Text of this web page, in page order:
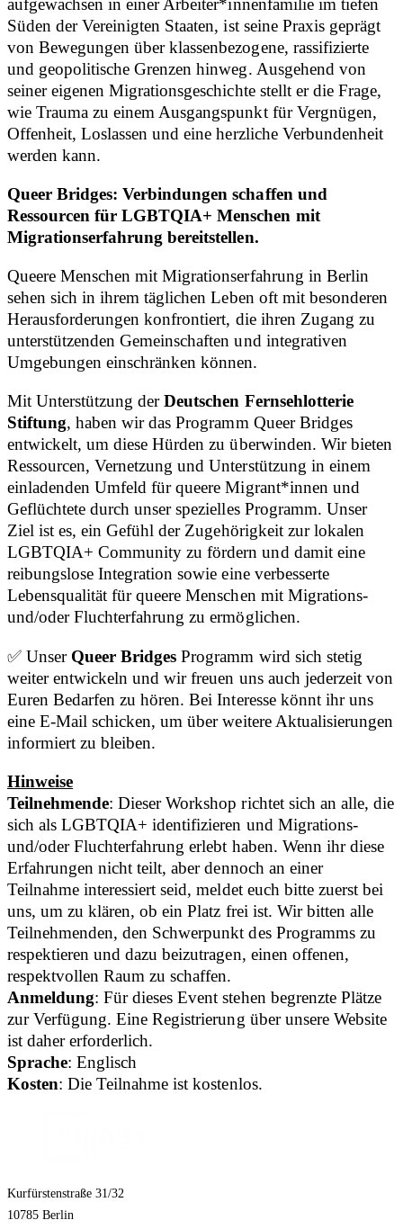
aufgewachsen in einer Arbeiter*innenfamilie im tiefen
Süden der Vereinigten Staaten, ist seine Praxis geprägt
von Bewegungen über klassenbezogene, rassifizierte
und geopolitische Grenzen hinweg. Ausgehend von
seiner eigenen Migrationsgeschichte stellt er die Frage,
wie Trauma zu einem Ausgangspunkt für Vergnügen,
Offenheit, Loslassen und eine herzliche Verbundenheit
werden kann.
Queer Bridges: Verbindungen schaffen und
Ressourcen für LGBTQIA+ Menschen mit
Migrationserfahrung bereitstellen.
Queere Menschen mit Migrationserfahrung in Berlin
sehen sich in ihrem täglichen Leben oft mit besonderen
Herausforderungen konfrontiert, die ihren Zugang zu
unterstützenden Gemeinschaften und integrativen
Umgebungen einschränken können.
Mit Unterstützung derDeutschen Fernsehlotterie
Stiftung, haben wir das Programm Queer Bridges
entwickelt, um diese Hürden zu überwinden. Wir bieten
Ressourcen, Vernetzung und Unterstützung in einem
einladenden Umfeld für queere Migrant*innen und
Geflüchtete durch unser spezielles Programm. Unser
Ziel ist es, ein Gefühl der Zugehörigkeit zur lokalen
LGBTQIA+ Community zu fördern und damit eine
reibungslose Integration sowie eine verbesserte
Lebensqualität für queere Menschen mit Migrations-
und/oder Fluchterfahrung zu ermöglichen.
✅ Unser Queer Bridges Programm wird sich stetig
weiter entwickeln und wir freuen uns auch jederzeit von
Euren Bedarfen zu hören. Bei Interesse könnt ihr uns
eine E-Mail schicken, um über weitere Aktualisierungen
informiert zu bleiben.
Hinweise
Teilnehmende: Dieser Workshop richtet sich an alle, die
sich als LGBTQIA+ identifizieren und Migrations-
und/oder Fluchterfahrung erlebt haben. Wenn ihr diese
Erfahrungen nicht teilt, aber dennoch an einer
Teilnahme interessiert seid, meldet euch bitte zuerst bei
uns, um zu klären, ob ein Platz frei ist. Wir bitten alle
Teilnehmenden, den Schwerpunkt des Programms zu
respektieren und dazu beizutragen, einen offenen,
respektvollen Raum zu schaffen.
Anmeldung: Für dieses Event stehen begrenzte Plätze
zur Verfügung. Eine Registrierung über unsere Website
ist daher erforderlich.
Sprache: Englisch
Kosten: Die Teilnahme ist kostenlos.
Kurfürstenstraße 31/32
10785 Berlin